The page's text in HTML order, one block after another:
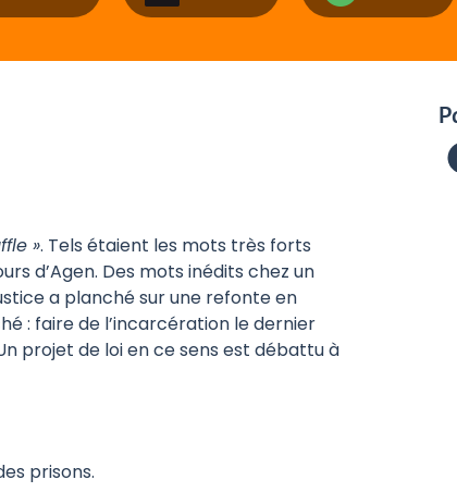
». Tels étaient les mots très forts
d’Agen. Des mots inédits chez un
a planché sur une refonte en
: faire de l’incarcération le dernier
projet de loi en ce sens est débattu à
prisons.